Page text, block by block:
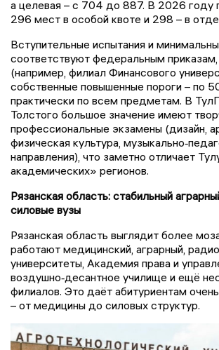
а целевая – с 704 до 887. В 2026 году
296 мест в особой квоте и 298 – в
Вступительные испытания и
соответствуют федеральным приказам,
(например, филиал Финансового
собственные повышенные пороги – по
практически по всем предметам. В
Толстого большое значение имеют
профессиональные экзамены (дизайн,
физическая культура,
направления), что заметно отличает
академических» регионов.
Рязанская область: стабильный
силовые вузы
Рязанская область выглядит более
работают медицинский, аграрный,
университеты, Академия права и
воздушно‑десантное училище и ещё
филиалов. Это даёт абитуриентам
– от медицины до силовых структур.